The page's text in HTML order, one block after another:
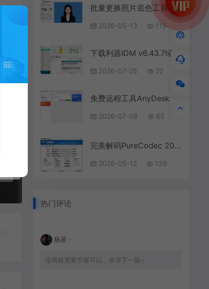
批量更换照片底色工具 v3.1
2026-05-13 115
下载利器IDM v6.43.7绿色版
2026-07-25 22
2026-07-08 65
完美解码PureCodec 2026.05.08
2026-05-12 139
热门评论
杨幂：
这模板更新节奏可以，坐等下一版~